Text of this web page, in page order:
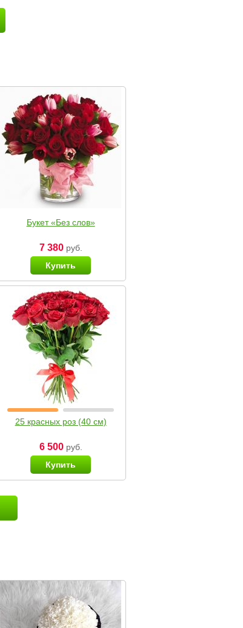
Букет «Без слов»
7 380руб.
Купить
25 красных роз (40 см)
6 500руб.
Купить